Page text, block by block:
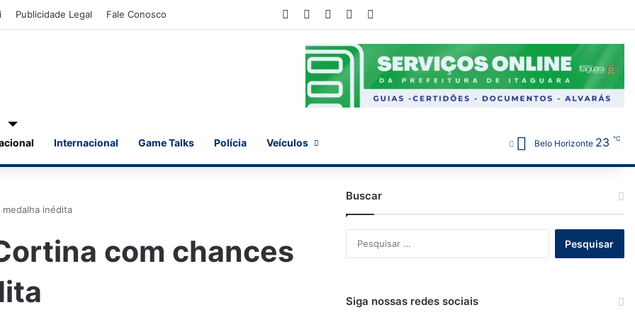
Publicidade Legal Fale Conosco Facebook YouTubeInstagram
Internacional Game Talks Polícia Veículos Belo Horizonte 23 ℃
inédita
com chances
Buscar
por:
Siga nossas redes sociais